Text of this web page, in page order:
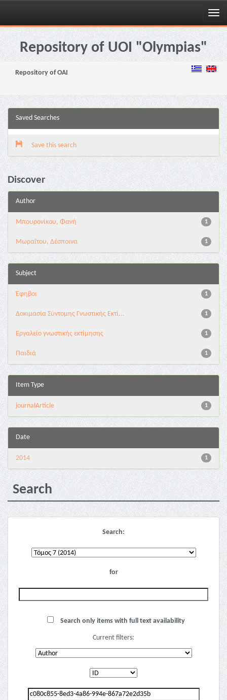
Skip
navigationRepository of UOI "Olympias"
Repository of OAI
Saved Searches
Save this search
Discover
Author
1
Μπουρονίκου, Φανή
1
Μωραΐτου, Δέσποινα
Subject
1
Έφηβοι
1
Δοκιμασία Σύντομης Γνωστικής Εκτί...
1
Εργαλείο γνωστικής εκτίμησης
1
Παιδιά
Item Type
1
journalArticle
Date
1
2014
Search
Search:
for
Search only items with full text availability
Current filters: